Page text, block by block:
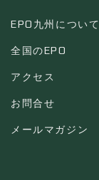
EPO九州について
全国のEPO
アクセス
お問合せ
メールマガジン